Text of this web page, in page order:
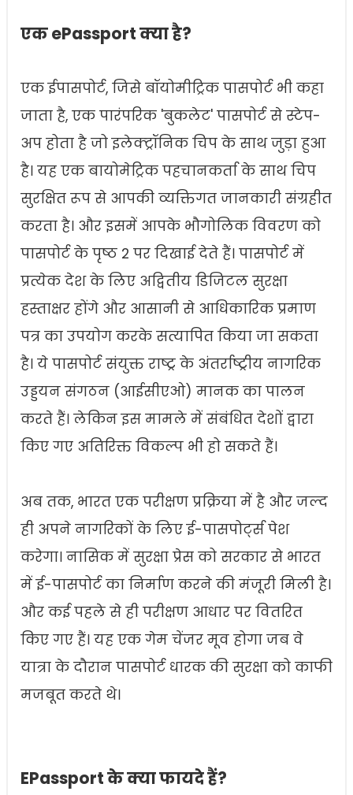
एक ePassport क्या है?
एक ईपासपोर्ट, जिसे बॉयोमीट्रिक पासपोर्ट भी कहा
जाता है, एक पारंपरिक 'बुकलेट' पासपोर्ट से स्टेप-
अप होता है जो इलेक्ट्रॉनिक चिप के साथ जुड़ा हुआ
है। यह एक बायोमेट्रिक पहचानकर्ता के साथ चिप
सुरक्षित रूप से आपकी व्यक्तिगत जानकारी संग्रहीत
करता है। और इसमें आपके भौगोलिक विवरण को
पासपोर्ट के पृष्ठ 2 पर दिखाई देते हैं। पासपोर्ट में
प्रत्येक देश के लिए अद्वितीय डिजिटल सुरक्षा
हस्ताक्षर होंगे और आसानी से आधिकारिक प्रमाण
पत्र का उपयोग करके सत्यापित किया जा सकता
है। ये पासपोर्ट संयुक्त राष्ट्र के अंतर्राष्ट्रीय नागरिक
उड्डयन संगठन (आईसीएओ) मानक का पालन
करते हैं। लेकिन इस मामले में संबंधित देशों द्वारा
किए गए अतिरिक्त विकल्प भी हो सकते हैं।
अब तक, भारत एक परीक्षण प्रक्रिया में है और जल्द
ही अपने नागरिकों के लिए ई-पासपोर्ट्स पेश
करेगा। नासिक में सुरक्षा प्रेस को सरकार से भारत
में ई-पासपोर्ट का निर्माण करने की मंजूरी मिली है।
और कई पहले से ही परीक्षण आधार पर वितरित
किए गए हैं। यह एक गेम चेंजर मूव होगा जब वे
यात्रा के दौरान पासपोर्ट धारक की सुरक्षा को काफी
मजबूत करते थे।
EPassport के क्या फायदे हैं?